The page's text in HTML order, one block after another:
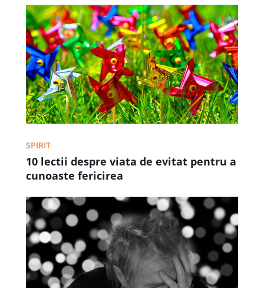
SPIRIT
10 lectii despre viata de evitat pentru a
cunoaste fericirea